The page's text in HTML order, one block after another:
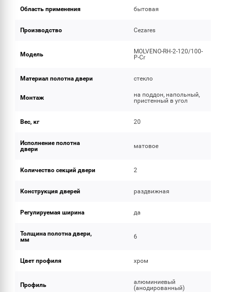
Область применения бытовая
Производство Cezares
Модель
MOLVENO-RH-2-120/100-
P-Cr
Материал полотна двери стекло
Монтаж
на поддон, напольный,
пристенный в угол
Вес, кг 20
Исполнение полотна
двери
матовое
Количество секций двери 2
Конструкция дверей раздвижная
Регулируемая ширина да
Толщина полотна двери,
мм
6
Цвет профиля хром
Профиль
алюминиевый
(анодированный)